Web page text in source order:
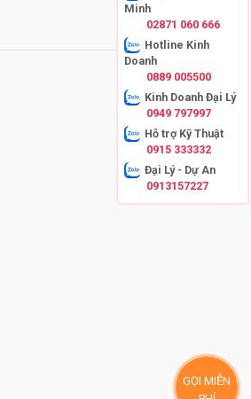
Minh
02871 060 666
Hotline Kinh
Doanh
0889 005500
Kinh Doanh Đại Lý
0949 797997
Hỗ trợ Kỹ Thuật
0915 333332
Đại Lý - Dự An
0913157227
GỌI MIỄN